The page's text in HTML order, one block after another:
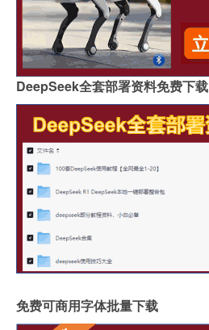
DeepSeek全套部署资料免费下载
免费可商用字体批量下载